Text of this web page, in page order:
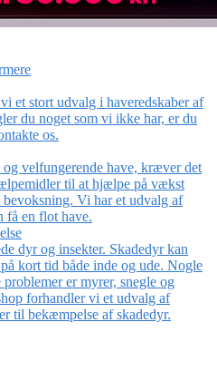
et stort udvalg i haveredskaber af
du noget som vi ikke har, er du
os.
velfungerende have, kræver det
til at hjælpe på vækst
Vi har et udvalg af
få en flot have.
dyr og insekter. Skadedyr kan
kort tid både inde og ude. Nogle
problemer er myrer, snegle og
forhandler vi et udvalg af
til bekæmpelse af skadedyr.